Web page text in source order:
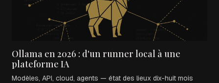
Ollama en 2026 : d'un runner local à une
plateforme IA
Modèles, API, cloud, agents — état des lieux dix-huit mois